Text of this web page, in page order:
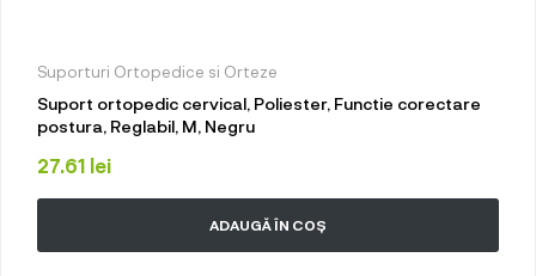
Suporturi Ortopedice si Orteze
Suport ortopedic cervical, Poliester, Functie corectare
postura, Reglabil, M, Negru
27.61 lei
ADAUGĂ ÎN COȘ